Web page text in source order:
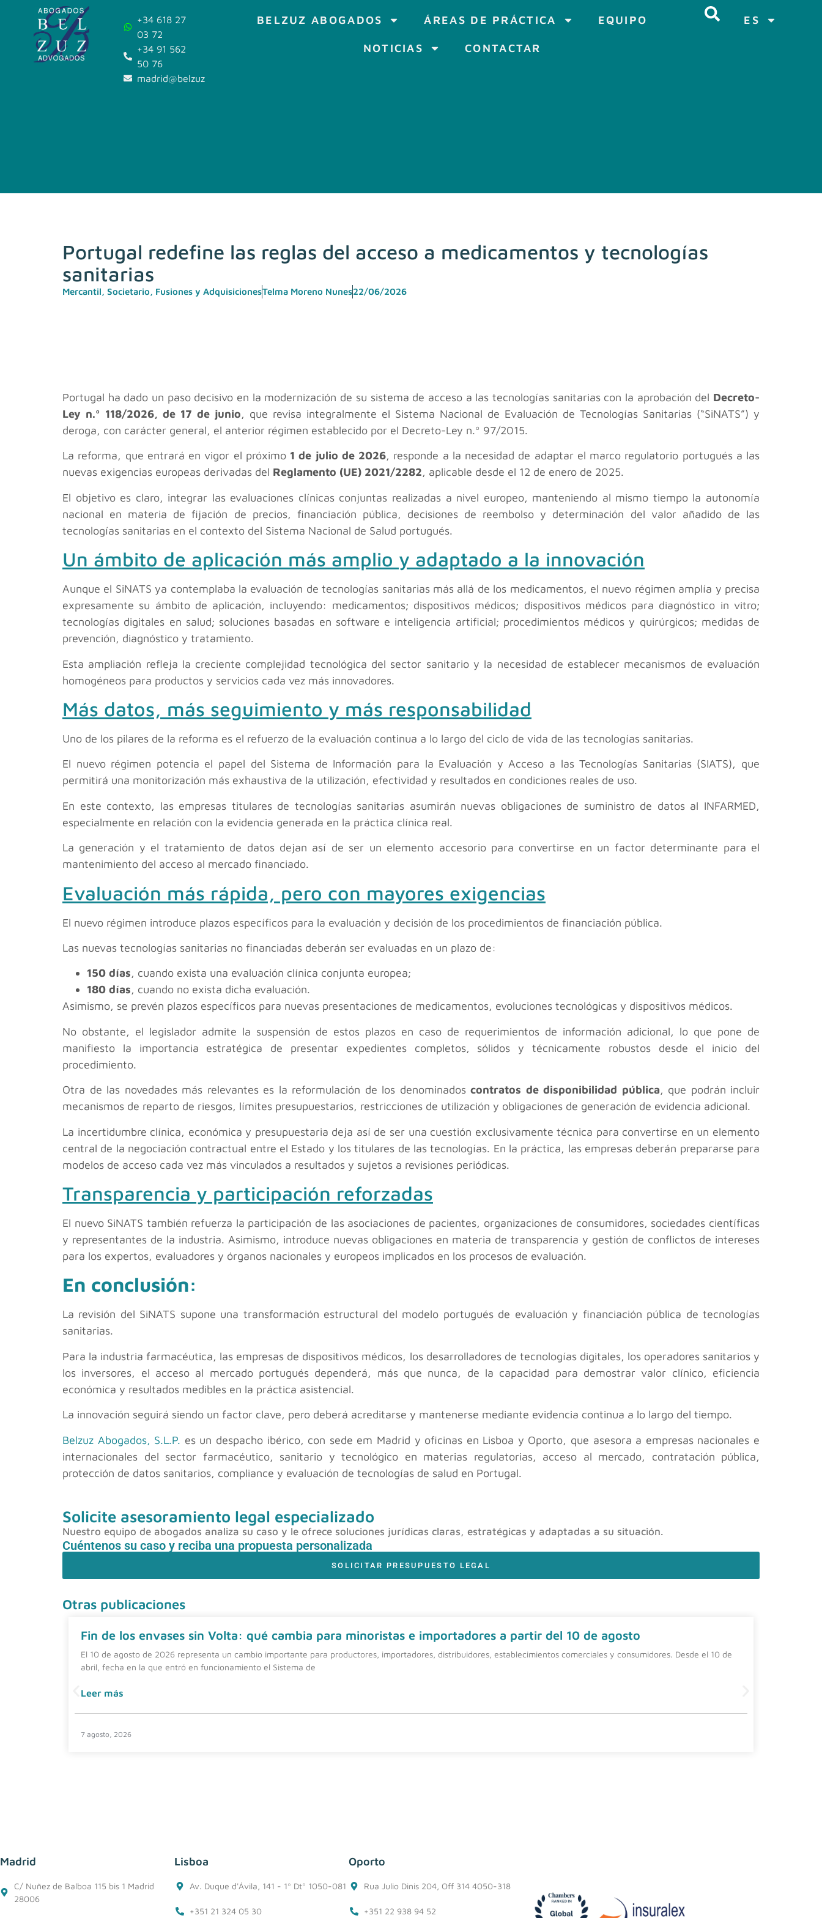
+34 618 27
03 72
+34 91 562
50 76
madrid@belzuz.com
BELZUZ ABOGADOS ÁREAS DE PRÁCTICA EQUIPO
NOTICIAS CONTACTAR
ES
Portugal redefine las reglas del acceso a medicamentos y tecnologías
sanitarias
Mercantil, Societario, Fusiones y AdquisicionesTelma Moreno Nunes22/06/2026
Portugal ha dado un paso decisivo en la modernización de su sistema de acceso a las tecnologías sanitarias con la aprobación del Decreto-
Ley n.º 118/2026, de 17 de junio, que revisa integralmente el Sistema Nacional de Evaluación de Tecnologías Sanitarias (“SiNATS”) y
deroga, con carácter general, el anterior régimen establecido por el Decreto-Ley n.º 97/2015.
La reforma, que entrará en vigor el próximo 1 de julio de 2026, responde a la necesidad de adaptar el marco regulatorio portugués a las
nuevas exigencias europeas derivadas del Reglamento (UE) 2021/2282, aplicable desde el 12 de enero de 2025.
El objetivo es claro, integrar las evaluaciones clínicas conjuntas realizadas a nivel europeo, manteniendo al mismo tiempo la autonomía
nacional en materia de fijación de precios, financiación pública, decisiones de reembolso y determinación del valor añadido de las
tecnologías sanitarias en el contexto del Sistema Nacional de Salud portugués.
Un ámbito de aplicación más amplio y adaptado a la innovación
Aunque el SiNATS ya contemplaba la evaluación de tecnologías sanitarias más allá de los medicamentos, el nuevo régimen amplía y precisa
expresamente su ámbito de aplicación, incluyendo: medicamentos; dispositivos médicos; dispositivos médicos para diagnóstico in vitro;
tecnologías digitales en salud; soluciones basadas en software e inteligencia artificial; procedimientos médicos y quirúrgicos; medidas de
prevención, diagnóstico y tratamiento.
Esta ampliación refleja la creciente complejidad tecnológica del sector sanitario y la necesidad de establecer mecanismos de evaluación
homogéneos para productos y servicios cada vez más innovadores.
Más datos, más seguimiento y más responsabilidad
Uno de los pilares de la reforma es el refuerzo de la evaluación continua a lo largo del ciclo de vida de las tecnologías sanitarias.
El nuevo régimen potencia el papel del Sistema de Información para la Evaluación y Acceso a las Tecnologías Sanitarias (SIATS), que
permitirá una monitorización más exhaustiva de la utilización, efectividad y resultados en condiciones reales de uso.
En este contexto, las empresas titulares de tecnologías sanitarias asumirán nuevas obligaciones de suministro de datos al INFARMED,
especialmente en relación con la evidencia generada en la práctica clínica real.
La generación y el tratamiento de datos dejan así de ser un elemento accesorio para convertirse en un factor determinante para el
mantenimiento del acceso al mercado financiado.
Evaluación más rápida, pero con mayores exigencias
El nuevo régimen introduce plazos específicos para la evaluación y decisión de los procedimientos de financiación pública.
Las nuevas tecnologías sanitarias no financiadas deberán ser evaluadas en un plazo de:
150 días, cuando exista una evaluación clínica conjunta europea;
180 días, cuando no exista dicha evaluación.
Asimismo, se prevén plazos específicos para nuevas presentaciones de medicamentos, evoluciones tecnológicas y dispositivos médicos.
No obstante, el legislador admite la suspensión de estos plazos en caso de requerimientos de información adicional, lo que pone de
manifiesto la importancia estratégica de presentar expedientes completos, sólidos y técnicamente robustos desde el inicio del
procedimiento.
Otra de las novedades más relevantes es la reformulación de los denominados contratos de disponibilidad pública, que podrán incluir
mecanismos de reparto de riesgos, límites presupuestarios, restricciones de utilización y obligaciones de generación de evidencia adicional.
La incertidumbre clínica, económica y presupuestaria deja así de ser una cuestión exclusivamente técnica para convertirse en un elemento
central de la negociación contractual entre el Estado y los titulares de las tecnologías. En la práctica, las empresas deberán prepararse para
modelos de acceso cada vez más vinculados a resultados y sujetos a revisiones periódicas.
Transparencia y participación reforzadas
El nuevo SiNATS también refuerza la participación de las asociaciones de pacientes, organizaciones de consumidores, sociedades científicas
y representantes de la industria. Asimismo, introduce nuevas obligaciones en materia de transparencia y gestión de conflictos de intereses
para los expertos, evaluadores y órganos nacionales y europeos implicados en los procesos de evaluación.
En conclusión:
La revisión del SiNATS supone una transformación estructural del modelo portugués de evaluación y financiación pública de tecnologías
sanitarias.
Para la industria farmacéutica, las empresas de dispositivos médicos, los desarrolladores de tecnologías digitales, los operadores sanitarios y
los inversores, el acceso al mercado portugués dependerá, más que nunca, de la capacidad para demostrar valor clínico, eficiencia
económica y resultados medibles en la práctica asistencial.
La innovación seguirá siendo un factor clave, pero deberá acreditarse y mantenerse mediante evidencia continua a lo largo del tiempo.
Belzuz Abogados, S.L.P. es un despacho ibérico, con sede em Madrid y oficinas en Lisboa y Oporto, que asesora a empresas nacionales e
internacionales del sector farmacéutico, sanitario y tecnológico en materias regulatorias, acceso al mercado, contratación pública,
protección de datos sanitarios, compliance y evaluación de tecnologías de salud en Portugal.
Solicite asesoramiento legal especializado
Nuestro equipo de abogados analiza su caso y le ofrece soluciones jurídicas claras, estratégicas y adaptadas a su situación.
Cuéntenos su caso y reciba una propuesta personalizada
SOLICITAR PRESUPUESTO LEGAL
Otras publicaciones
Fin de los envases sin Volta: qué cambia para minoristas e importadores a partir del 10 de agosto
El 10 de agosto de 2026 representa un cambio importante para productores, importadores, distribuidores, establecimientos comerciales y consumidores. Desde el 10 de
abril, fecha en la que entró en funcionamiento el Sistema de
Leer más
7 agosto, 2026
Madrid
C/ Nuñez de Balboa 115 bis 1 Madrid
28006
Lisboa
Av. Duque d'Ávila, 141 - 1º Dtº 1050-081
+351 21 324 05 30
Oporto
Rua Julio Dinis 204, Off 314 4050-318
+351 22 938 94 52